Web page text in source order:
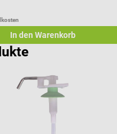
In den Warenkorb